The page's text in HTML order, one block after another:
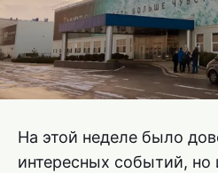
На этой неделе было
интересных событий,